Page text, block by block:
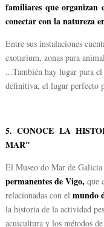
familiares que organizan
conectar con la natureza
Entre sus instalaciones
exotarium, zonas para
...También hay lugar para
definitiva, el lugar perfecto
5. CONOCE LA
MAR"
El Museo do Mar de Galicia
permanentes de Vigo, que
relacionadas con el mundo
la historia de la actividad
acuicultura y los métodos